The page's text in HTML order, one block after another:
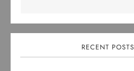
RECENT POSTS